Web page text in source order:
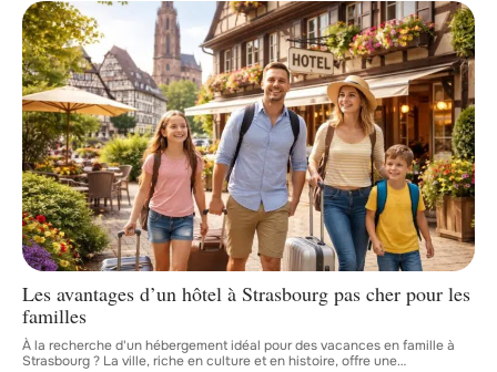
Les avantages d’un hôtel à Strasbourg pas cher pour les
familles
À la recherche d'un hébergement idéal pour des vacances en famille à
Strasbourg ? La ville, riche en culture et en histoire, offre une…